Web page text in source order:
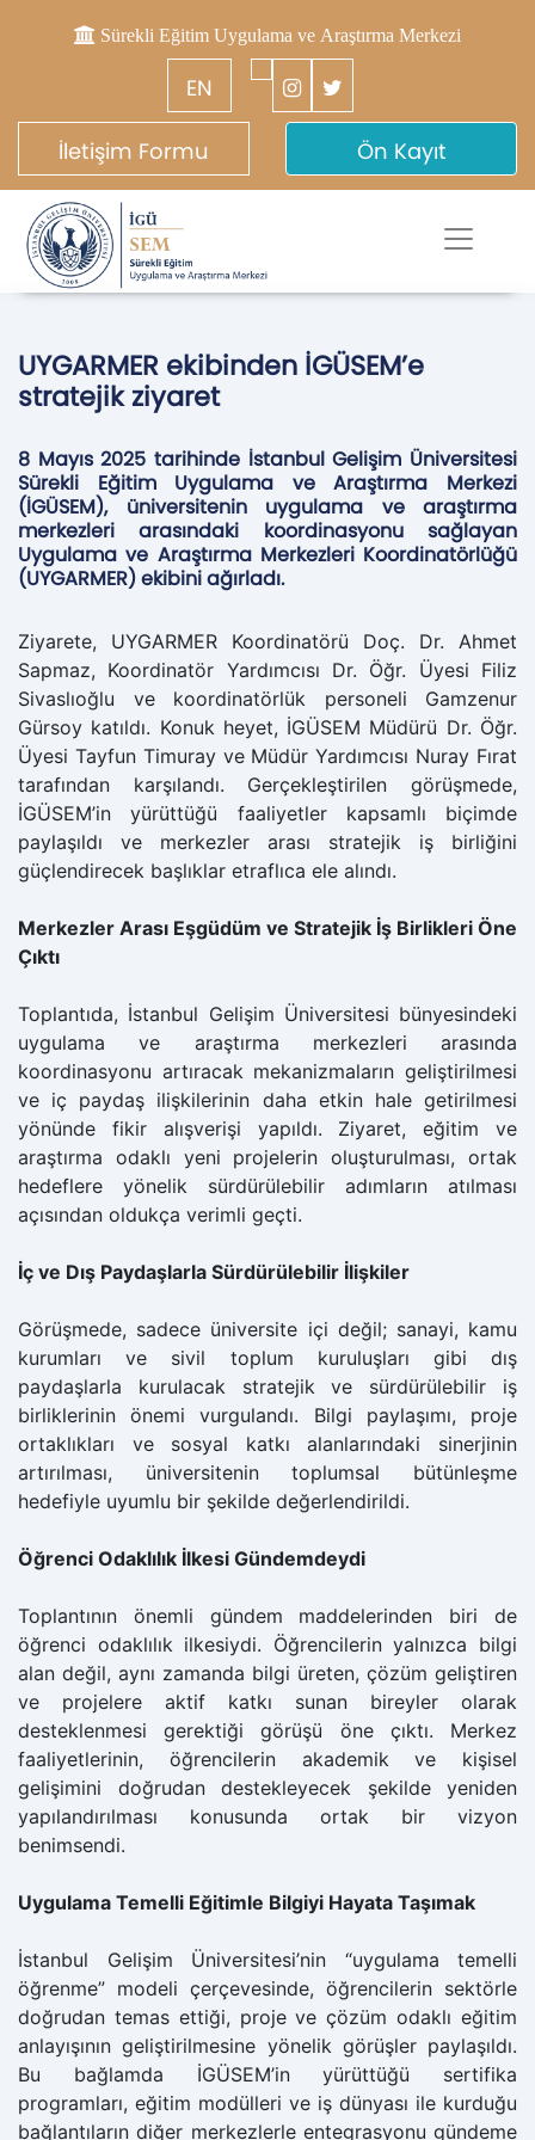
Sürekli Eğitim Uygulama ve Araştırma Merkezi
EN
İletişim Formu Ön Kayıt
UYGARMER ekibinden İGÜSEM’e
stratejik ziyaret
8 Mayıs 2025 tarihinde İstanbul Gelişim Üniversitesi
Sürekli Eğitim Uygulama ve Araştırma Merkezi
(İGÜSEM), üniversitenin uygulama ve araştırma
merkezleri arasındaki koordinasyonu sağlayan
Uygulama ve Araştırma Merkezleri Koordinatörlüğü
(UYGARMER) ekibini ağırladı.
Ziyarete, UYGARMER Koordinatörü Doç. Dr. Ahmet
Sapmaz, Koordinatör Yardımcısı Dr. Öğr. Üyesi Filiz
Sivaslıoğlu ve koordinatörlük personeli Gamzenur
Gürsoy katıldı. Konuk heyet, İGÜSEM Müdürü Dr. Öğr.
Üyesi Tayfun Timuray ve Müdür Yardımcısı Nuray Fırat
tarafından karşılandı. Gerçekleştirilen görüşmede,
İGÜSEM’in yürüttüğü faaliyetler kapsamlı biçimde
paylaşıldı ve merkezler arası stratejik iş birliğini
güçlendirecek başlıklar etraflıca ele alındı.
Merkezler Arası Eşgüdüm ve Stratejik İş Birlikleri Öne
Çıktı
Toplantıda, İstanbul Gelişim Üniversitesi bünyesindeki
uygulama ve araştırma merkezleri arasında
koordinasyonu artıracak mekanizmaların geliştirilmesi
ve iç paydaş ilişkilerinin daha etkin hale getirilmesi
yönünde fikir alışverişi yapıldı. Ziyaret, eğitim ve
araştırma odaklı yeni projelerin oluşturulması, ortak
hedeflere yönelik sürdürülebilir adımların atılması
açısından oldukça verimli geçti.
İç ve Dış Paydaşlarla Sürdürülebilir İlişkiler
Görüşmede, sadece üniversite içi değil; sanayi, kamu
kurumları ve sivil toplum kuruluşları gibi dış
paydaşlarla kurulacak stratejik ve sürdürülebilir iş
birliklerinin önemi vurgulandı. Bilgi paylaşımı, proje
ortaklıkları ve sosyal katkı alanlarındaki sinerjinin
artırılması, üniversitenin toplumsal bütünleşme
hedefiyle uyumlu bir şekilde değerlendirildi.
Öğrenci Odaklılık İlkesi Gündemdeydi
Toplantının önemli gündem maddelerinden biri de
öğrenci odaklılık ilkesiydi. Öğrencilerin yalnızca bilgi
alan değil, aynı zamanda bilgi üreten, çözüm geliştiren
ve projelere aktif katkı sunan bireyler olarak
desteklenmesi gerektiği görüşü öne çıktı. Merkez
faaliyetlerinin, öğrencilerin akademik ve kişisel
gelişimini doğrudan destekleyecek şekilde yeniden
yapılandırılması konusunda ortak bir vizyon
benimsendi.
Uygulama Temelli Eğitimle Bilgiyi Hayata Taşımak
İstanbul Gelişim Üniversitesi’nin “uygulama temelli
öğrenme” modeli çerçevesinde, öğrencilerin sektörle
doğrudan temas ettiği, proje ve çözüm odaklı eğitim
anlayışının geliştirilmesine yönelik görüşler paylaşıldı.
Bu bağlamda İGÜSEM’in yürüttüğü sertifika
programları, eğitim modülleri ve iş dünyası ile kurduğu
bağlantıların diğer merkezlerle entegrasyonu gündeme